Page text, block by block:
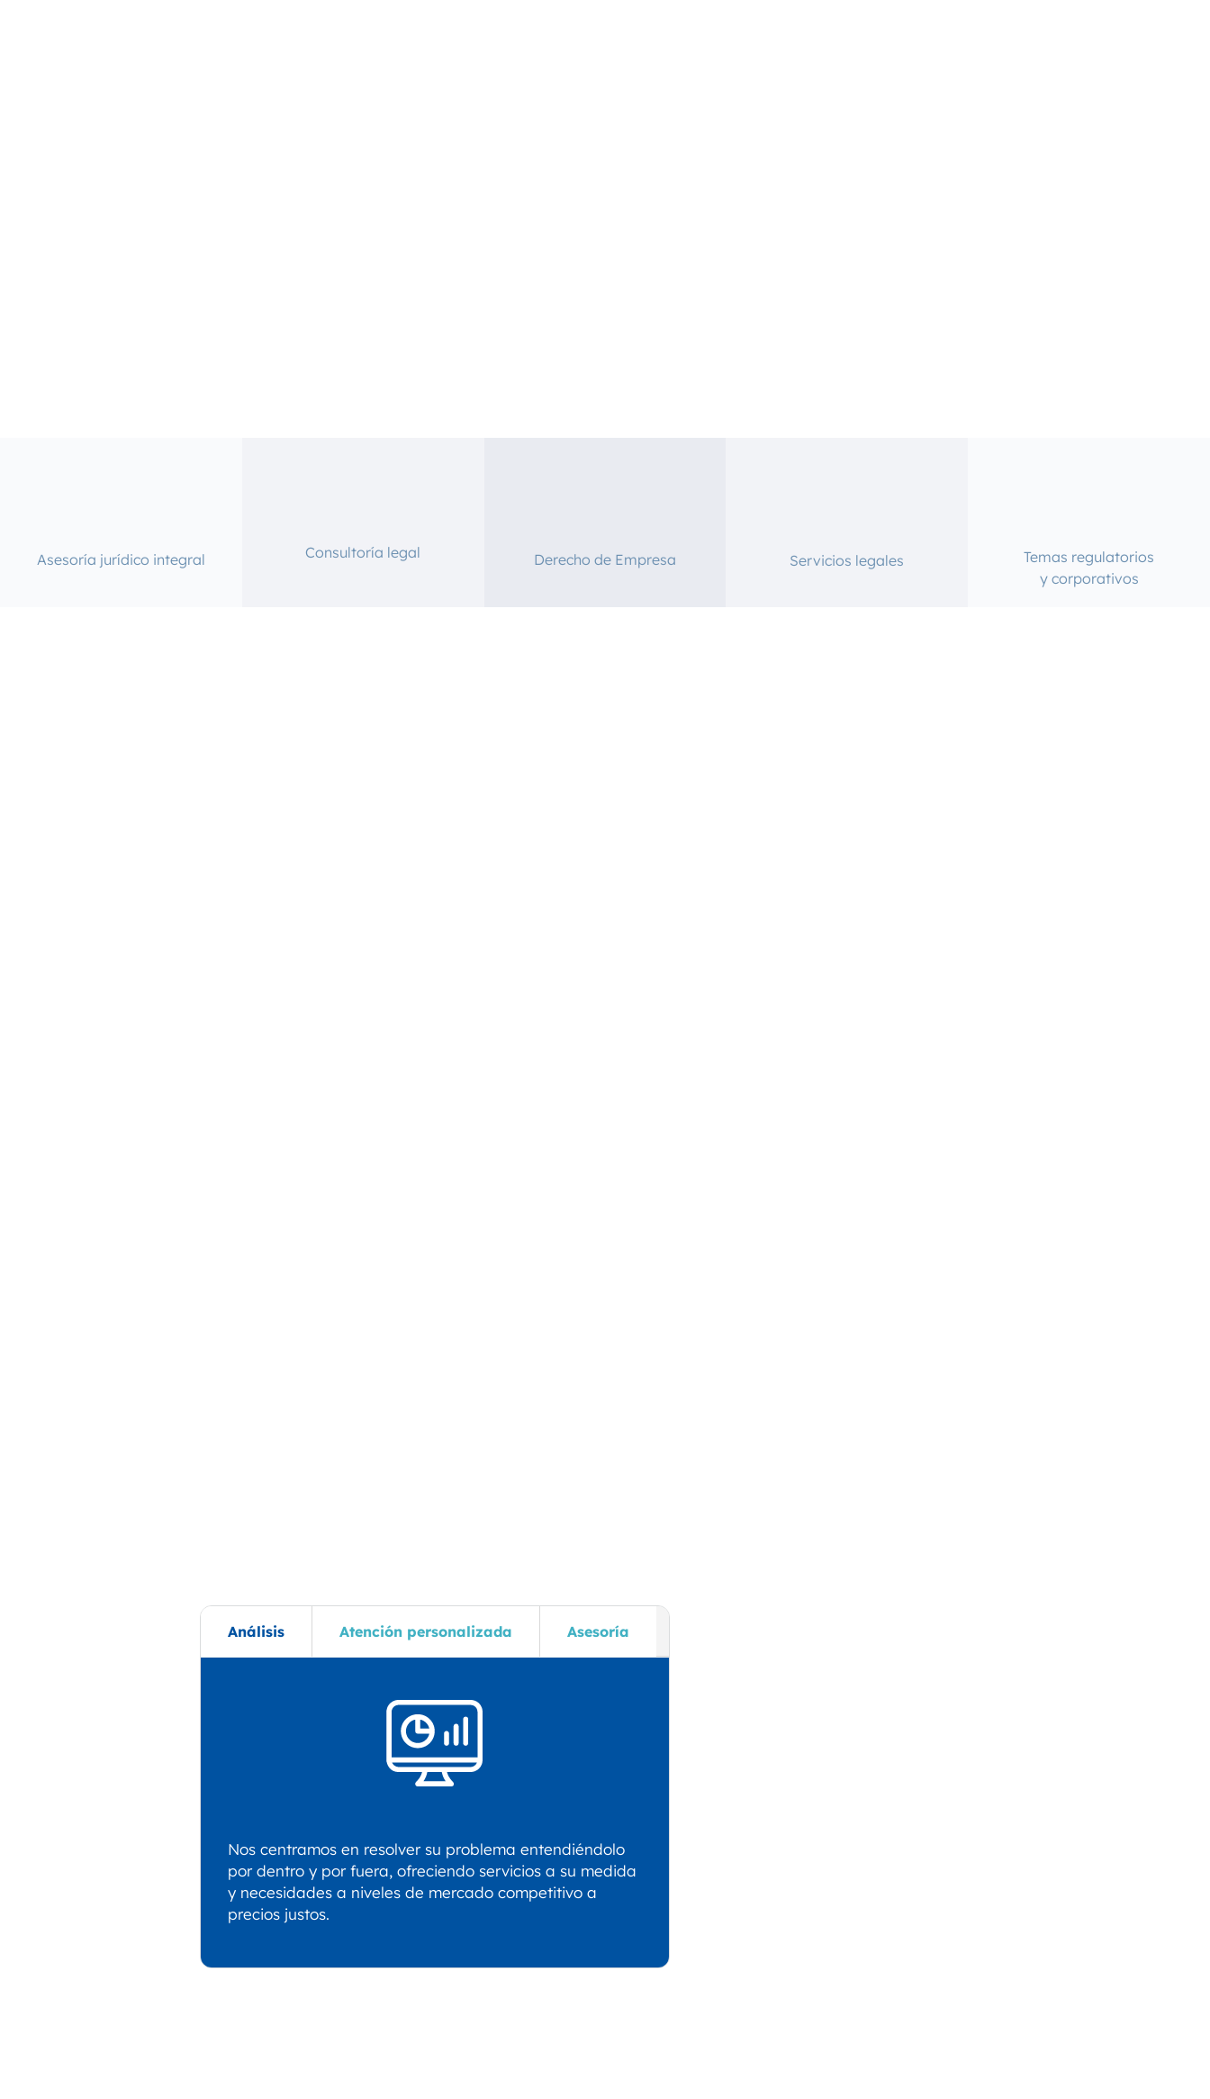
Asesoría jurídico integral Consultoría legal Derecho de Empresa Servicios legales
Temas regulatorios
y corporativos
Análisis Atención personalizada Asesoría
Nos centramos en resolver su problema entendiéndolo
por dentro y por fuera, ofreciendo servicios a su medida
y necesidades a niveles de mercado competitivo a
precios justos.